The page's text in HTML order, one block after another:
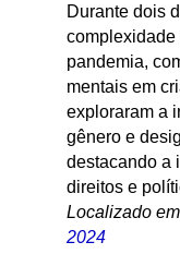
Durante dois
complexidade
pandemia,
mentais em
exploraram a
gênero e
destacando a
direitos e
Localizado em
2024